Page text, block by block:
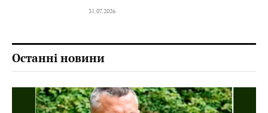
31.07.2026
Останні новини